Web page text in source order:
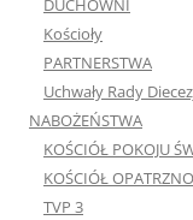
DUCHOWNI
Kościoły
PARTNERSTWA
Uchwały Rady
NABOŻEŃSTWA
KOŚCIÓŁ POKOJU
KOŚCIÓŁ
TVP 3